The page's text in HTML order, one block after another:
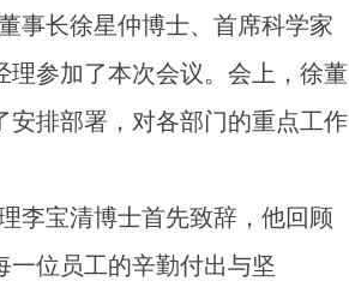
事长徐星仲博士、首席科学家
参加了本次会议。会上，徐董
安排部署，对各部门的重点工作
李宝清博士首先致辞，他回顾
一位员工的辛勤付出与坚